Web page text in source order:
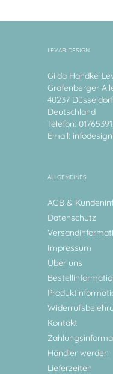
LEVAR DESIGN
Gilda Handke-
Grafenberger
40237 Düsseldorf
Deutschland
Telefon:
Email:
ALLGEMEINES
AGB &
Datenschutz
Impressum
Über uns
Kontakt
Händler werden
Lieferzeiten